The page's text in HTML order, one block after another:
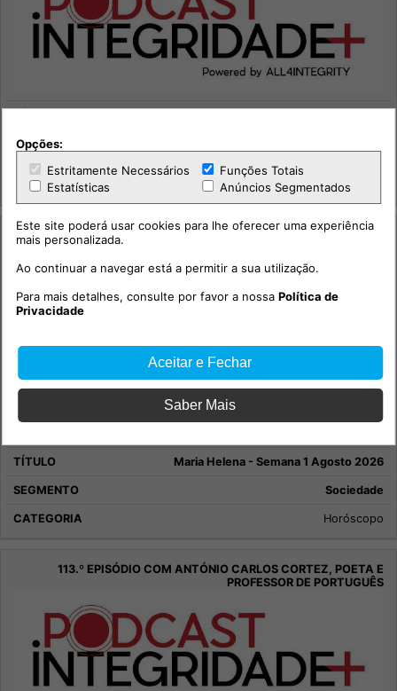
Integridade +
Maria Helena - Semana 1 Agosto 2026
Sociedade
Horóscopo
Opções:
Estritamente Necessários
Funções Totais
Estatísticas
Anúncios Segmentados
Este site poderá usar cookies para lhe oferecer uma experiência
mais personalizada.
Ao continuar a navegar está a permitir a sua utilização.
Para mais detalhes, consulte por favor a nossaPolítica de
Privacidade
Aceitar e Fechar
Saber Mais